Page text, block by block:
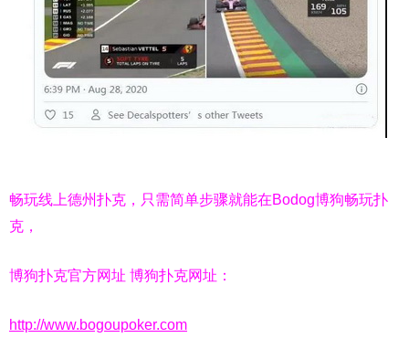
畅玩线上德州扑克，只需简单步骤就能在Bodog博狗畅玩扑
克，
博狗扑克官方网址 博狗扑克网址：
http://www.bogoupoker.com